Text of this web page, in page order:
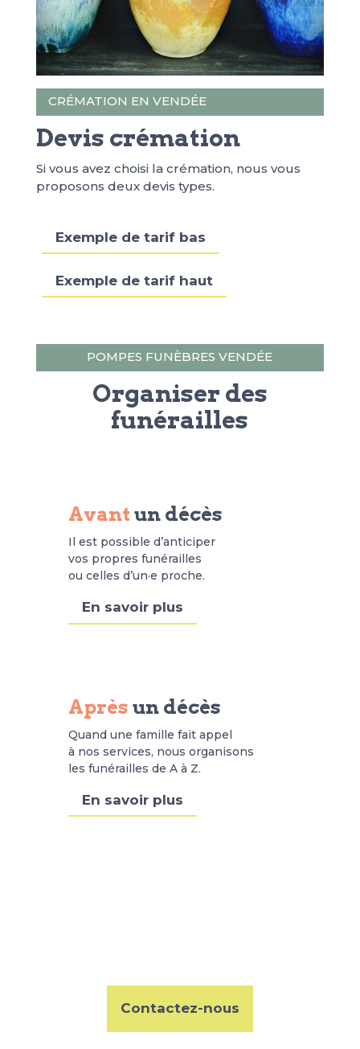
CRÉMATION EN VENDÉE
Devis crémation
Si vous avez choisi la crémation, nous vous
proposons deux devis types.
Exemple de tarif bas
Exemple de tarif haut
POMPES FUNÈBRES VENDÉE
Organiser des
funérailles
Avantun décès
Il est possible d’anticiper
vos propres funérailles
ou celles d’un·e proche.
En savoir plus
Après un décès
Quand une famille fait appel
à nos services, nous organisons
les funérailles de A à Z.
En savoir plus
Contactez-nous